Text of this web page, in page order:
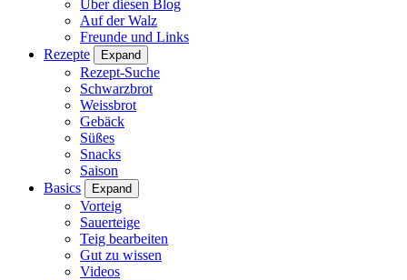
Über diesen Blog
Auf der Walz
Freunde und Links
Rezepte
Expand
Rezept-Suche
Schwarzbrot
Weissbrot
Gebäck
Süßes
Snacks
Saison
Basics
Expand
Vorteig
Sauerteige
Teig bearbeiten
Gut zu wissen
Videos